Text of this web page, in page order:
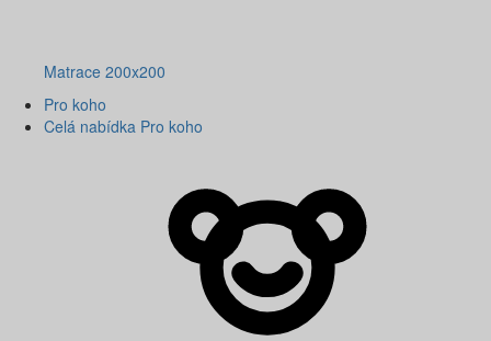
Matrace 200x200
Pro koho
Celá nabídka Pro koho